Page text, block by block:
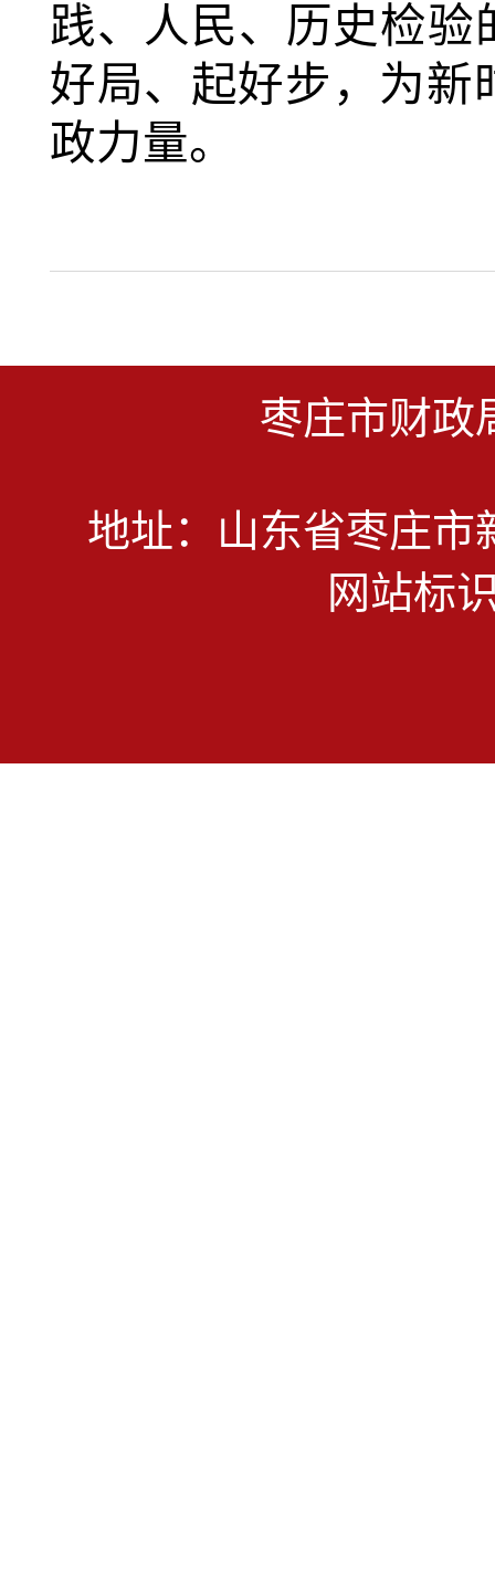
践、人民、历史检验
好局、起好步， 为新
政力量。
枣庄市财政
地址：山东省枣庄市
网站标